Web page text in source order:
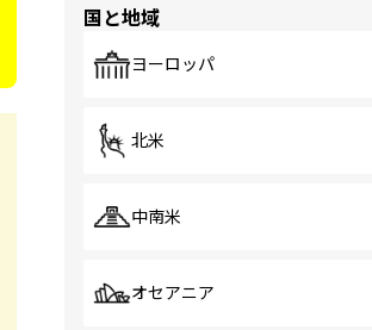
国と地域
ヨーロッパ
北米
中南米
オセアニア